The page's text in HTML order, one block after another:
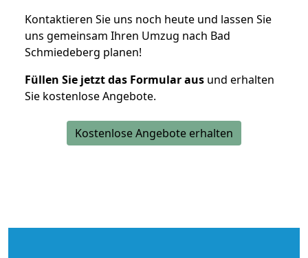
Kontaktieren Sie uns noch heute und lassen Sie
uns gemeinsam Ihren Umzug nach Bad
Schmiedeberg planen!
Füllen Sie jetzt das Formular aus und erhalten
Sie kostenlose Angebote.
Kostenlose Angebote erhalten